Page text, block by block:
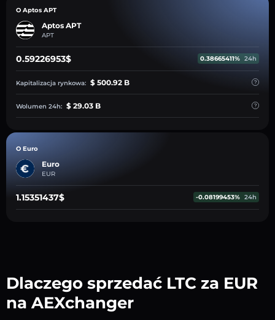
O Aptos APT
Aptos APT
APT
0.59226953$ 0.38665411% 24h
Kapitalizacja rynkowa: $ 500.92 B
Wolumen 24h: $ 29.03 B
O Euro
Euro
EUR
1.15351437$ -0.08199453% 24h
Dlaczego sprzedać LTC za EUR
na AEXchanger